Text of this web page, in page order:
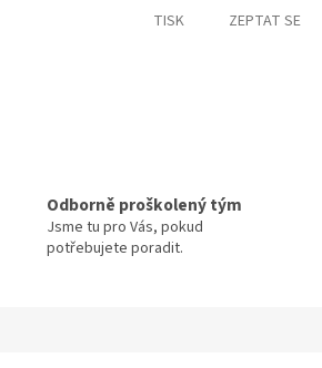
TISK ZEPTAT SE
Odborně proškolený tým
Jsme tu pro Vás, pokud
potřebujete poradit.